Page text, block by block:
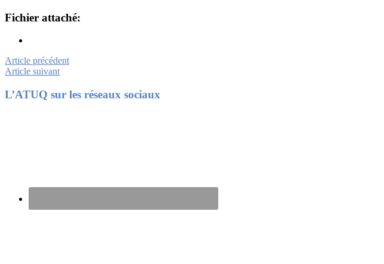
Fichier attaché:
Article précédent
Article suivant
Footer
L’ATUQ sur les réseaux sociaux